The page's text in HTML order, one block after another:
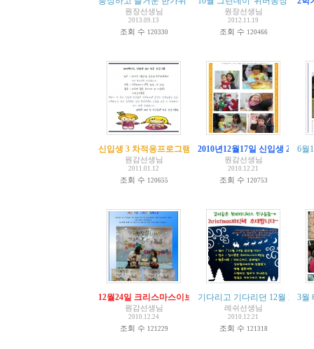
원장선생님
2013.09.13
조회 수 120330
원장선생님
2012.11.19
조회 수 120466
신입생 3 차적응프로그램
원감선생님
2011.01.12
조회 수 120655
2010년12월17일 신입생 2차 적
원감선생님
2010.12.21
조회 수 120753
6월
12월24일 크리스마스이브파티
원감선생님
2010.12.24
조회 수 121229
기다리고 기다리던 12월 24일
레쉬선생님
2010.12.21
조회 수 121318
3월